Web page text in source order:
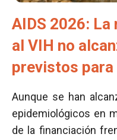
AIDS 2026:
al VIH no
previstos para
Aunque se han
epidemiológicos en
de la financiación